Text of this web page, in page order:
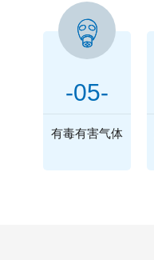
-05-
有毒有害气体